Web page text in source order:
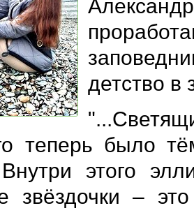
детство в
теперь было
этого
звёздочки –